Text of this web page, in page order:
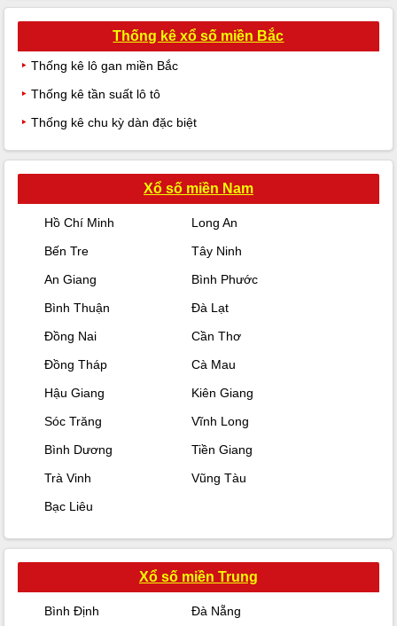
Thống kê xổ số miền Bắc
Thống kê lô gan miền Bắc
Thống kê tần suất lô tô
Thống kê chu kỳ dàn đặc biệt
Xổ số miền Nam
Hồ Chí Minh
Long An
Bến Tre
Tây Ninh
An Giang
Bình Phước
Bình Thuận
Đà Lạt
Đồng Nai
Cần Thơ
Đồng Tháp
Cà Mau
Hậu Giang
Kiên Giang
Sóc Trăng
Vĩnh Long
Bình Dương
Tiền Giang
Trà Vinh
Vũng Tàu
Bạc Liêu
Xổ số miền Trung
Bình Định
Đà Nẵng